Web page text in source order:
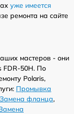
уже имеется
ремонта на сайте
мастеров - они
FDR-50H. По
Polaris,
Промывка
Замена фланца,